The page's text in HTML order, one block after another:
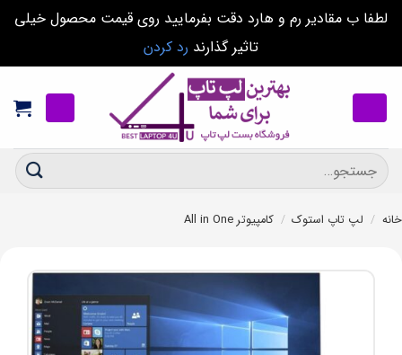
لطفا ب مقادیر رم و هارد دقت بفرمایید روی قیمت محصول خیلی
تاثیر گذارند رد کردن
content
جستجو
برای:
خانه / لپ تاپ استوک / کامپیوتر All in One